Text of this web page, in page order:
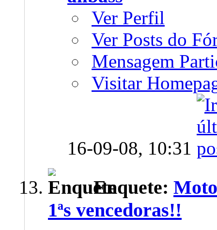
Ver Perfil
Ver Posts do
Mensagem
Visitar
16-09-08, 10:31
Enquete:
1ªs vencedoras!!